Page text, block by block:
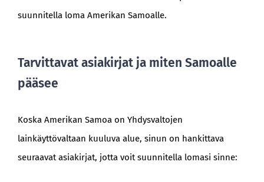
suunnitella loma Amerikan Samoalle.
Tarvittavat asiakirjat ja miten Samoalle
pääsee
Koska Amerikan Samoa on Yhdysvaltojen
lainkäyttövaltaan kuuluva alue, sinun on hankittava
seuraavat asiakirjat, jotta voit suunnitella lomasi sinne: